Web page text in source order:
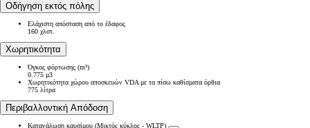
Οδήγηση εκτός πόλης
Ελάχιστη απόσταση από το έδαφος
160 χλστ.
Χωρητικότητα
Όγκος φόρτωσης (m³)
0.775 μ3
Χωρητικότητα χώρου αποσκευών VDA με τα πίσω καθίσματα όρθια
775 λίτρα
Περιβαλλοντική Απόδοση
Κατανάλωση καυσίμου (Μικτός κύκλος - WLTP)